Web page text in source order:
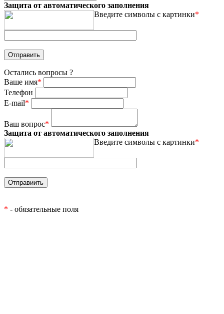
Защита от автоматического заполнения
Введите символы с картинки*
Остались вопросы ?
Ваше имя*
Телефон
E-mail*
Ваш вопрос*
Защита от автоматического заполнения
Введите символы с картинки*
* - обязательные поля